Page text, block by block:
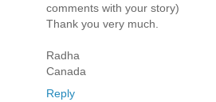
comments with your story)
Thank you very much.
Radha
Canada
Reply